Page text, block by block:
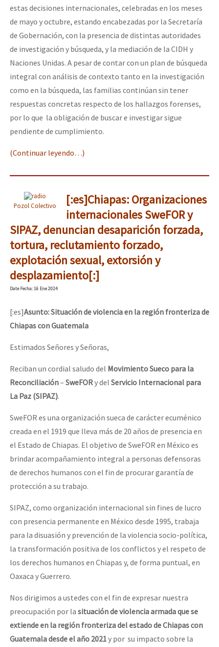
estas decisiones internacionales, celebradas en los meses
de mayo y octubre, estando encabezadas por la Secretaría
de Gobernación, con la presencia de distintas autoridades
de investigación y búsqueda, y la mediación de la CIDH y
Naciones Unidas. A pesar de contar con un plan de búsqueda
integral con análisis de contexto tanto en la investigación
como en la búsqueda, las familias continúan sin tener
respuestas concretas respecto de los hallazgos forenses,
por lo que la obligación de buscar e investigar sigue
pendiente de cumplimiento.
(Continuar leyendo…)
Pozol Colectivo
[:es]Chiapas: Organizaciones
internacionales SweFOR y
SIPAZ, denuncian desaparición forzada,
tortura, reclutamiento forzado,
explotación sexual, extorsión y
desplazamiento[:]
DateFecha: 16 Ene 2024
[:es]Asunto: Situación de violencia en la región fronteriza de
Chiapas con Guatemala
Estimados Señores y Señoras,
Reciban un cordial saludo del Movimiento Sueco para la
Reconciliación– SweFORy del Servicio Internacional para
La Paz (SIPAZ).
SweFOR es una organización sueca de carácter ecuménico
creada en el 1919 que lleva más de 20 años de presencia en
el Estado de Chiapas. El objetivo de SweFOR en México es
brindar acompañamiento integral a personas defensoras
de derechos humanos con el fin de procurar garantía de
protección a su trabajo.
SIPAZ, como organización internacional sin fines de lucro
con presencia permanente en México desde 1995, trabaja
para la disuasión y prevención de la violencia socio-política,
la transformación positiva de los conflictos y el respeto de
los derechos humanos en Chiapas y, de forma puntual, en
Oaxaca y Guerrero.
Nos dirigimos a ustedes con el fin de expresar nuestra
preocupación por la situación de violenciaarmadaquese
extiendeen la región fronterizadel estado deChiapascon
Guatemaladesde el año 2021y por su impacto sobre la